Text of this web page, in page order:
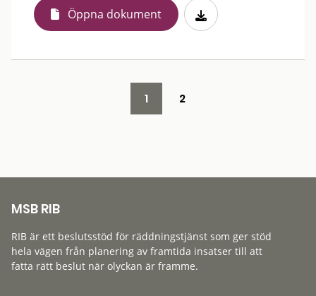
Öppna dokument
1 2
MSB RIB
RIB är ett beslutsstöd för räddningstjänst som ger stöd
hela vägen från planering av framtida insatser till att
fatta rätt beslut när olyckan är framme.